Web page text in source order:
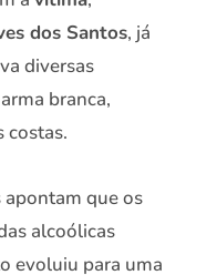
dos Santos, já
diversas
branca,
costas.
que os
alcoólicas
evoluiu para uma